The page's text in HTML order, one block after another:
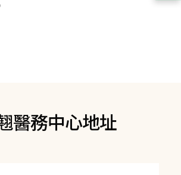
醫務中心地址